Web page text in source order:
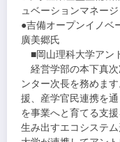
ュベーションマネー
●吉備オープンイノベ
廣美郷氏
■岡山理科大学アン
経営学部の本下真
ンター次長を務めま
援、産学官民連携を
を事業へと育てる支
生み出すエコシステ